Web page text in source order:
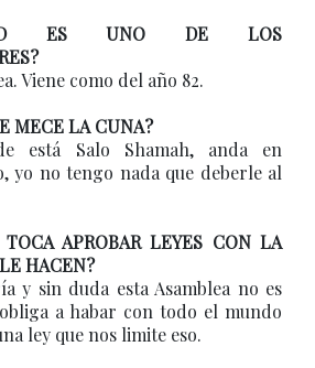
ES UNO DE LOS
Viene como del año 82.
MECE LA CUNA?
está Salo Shamah, anda en
yo no tengo nada que deberle al
APROBAR LEYES CON LA
HACEN?
y sin duda esta Asamblea no es
a habar con todo el mundo
ley que nos limite eso.